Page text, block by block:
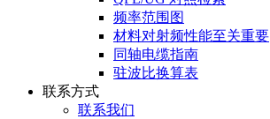
频率范围图
材料对射频性能至关重要
同轴电缆指南
驻波比换算表
联系方式
联系我们